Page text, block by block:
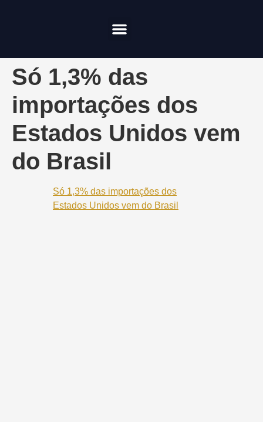
Só 1,3% das
importações dos
Estados Unidos vem
do Brasil
Só 1,3% das importações dos
Estados Unidos vem do Brasil